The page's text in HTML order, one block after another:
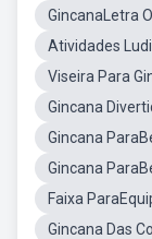
GincanaLetra
Atividades
Viseira Para
Gincana
Gincana
Gincana
Faixa
Gincana Das